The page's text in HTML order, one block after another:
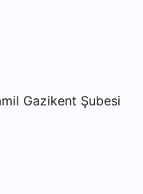
Gazikent Şubesi